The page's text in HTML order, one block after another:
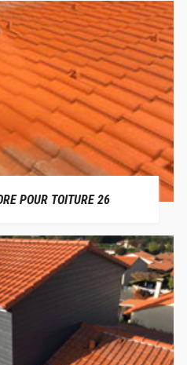
POUR TOITURE 26